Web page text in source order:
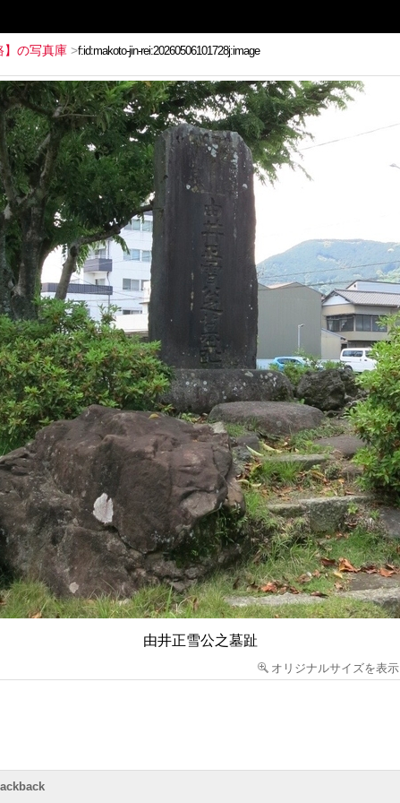
】の写真庫 >
由井正雪公之墓趾
オリジナルサイズを表示